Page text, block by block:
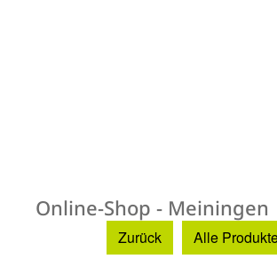
Online-Shop - Meiningen
Zurück Alle